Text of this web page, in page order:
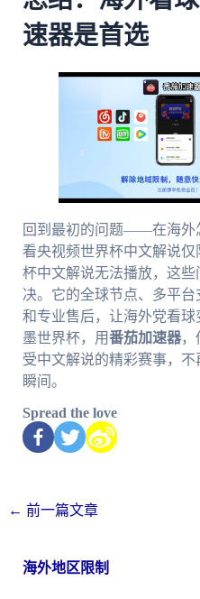
速器是首选
回到最初的问题——在海外
看央视频世界杯中文解说
杯中文解说无法播放，这些
决。它的全球节点、多平
和专业售后，让海外党看球
墨世界杯，用番茄加速器，
受中文解说的精彩赛事，
瞬间。
Spread the love
← 前一篇文章
海外地区限制